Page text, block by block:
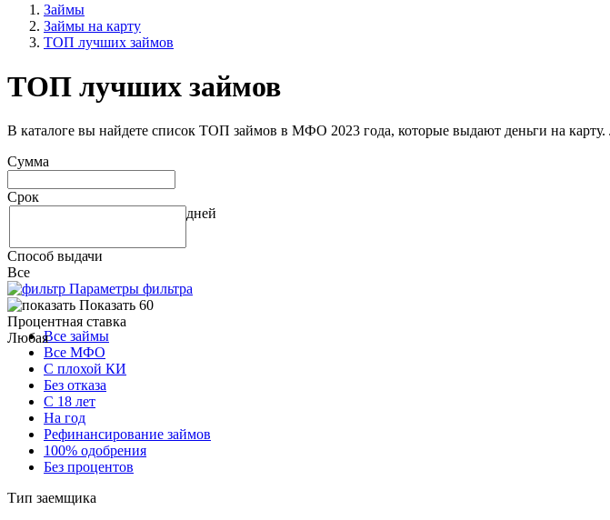
Займы
Займы на карту
ТОП лучших займов
ТОП лучших займов
В каталоге вы найдете список ТОП займов в МФО 2023 года, которые выдают деньги на
Сумма
Срок
дней
Способ выдачи
Все
Параметры фильтра
Показать 60
Процентная ставка
ЛюбаяВсе займы
Все МФО
С плохой КИ
Без отказа
С 18 лет
На год
Рефинансирование займов
100% одобрения
Без процентов
Тип заемщика